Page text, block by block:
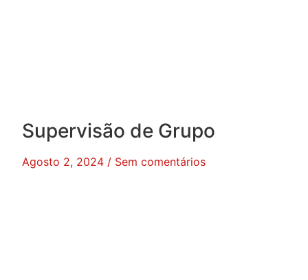
Supervisão de Grupo
Agosto 2, 2024 Sem comentários